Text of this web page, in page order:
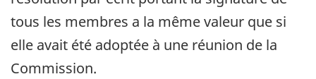
tous les membres a la même valeur que si
elle avait été adoptée à une réunion de la
Commission.